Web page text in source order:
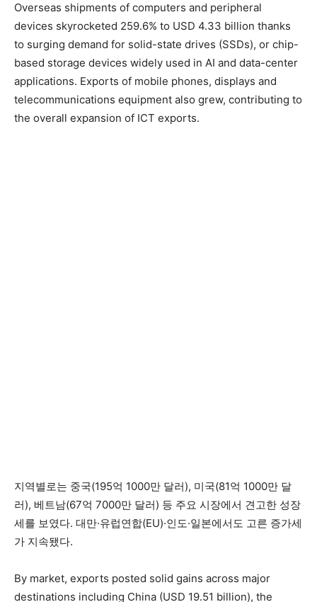
Overseas shipments of computers and peripheral
devices skyrocketed 259.6% to USD 4.33 billion thanks
to surging demand for solid-state drives (SSDs), or chip-
based storage devices widely used in AI and data-center
applications. Exports of mobile phones, displays and
telecommunications equipment also grew, contributing to
the overall expansion of ICT exports.
지역별로는 중국(195억 1000만 달러), 미국(81억 1000만 달
러), 베트남(67억 7000만 달러) 등 주요 시장에서 견고한 성장
세를 보였다. 대만·유럽연합(EU)·인도·일본에서도 고른 증가세
가 지속됐다.
By market, exports posted solid gains across major
destinations including China (USD 19.51 billion), the